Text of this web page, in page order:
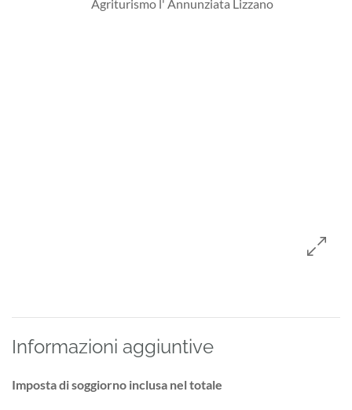
Informazioni aggiuntive
Imposta di soggiorno inclusa nel totale